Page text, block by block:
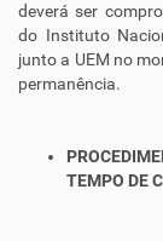
deverá ser
do Instituto
junto a UEM no
permanência.
TEMPO DE